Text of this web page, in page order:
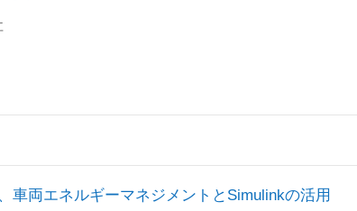
ントとSimulinkの活用
車両エネルギーマネジメントとSimulinkの活用